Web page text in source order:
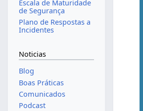
Escala de Maturidade
de Segurança
Plano de Respostas a
Incidentes
Noticias
Blog
Boas Práticas
Comunicados
Podcast